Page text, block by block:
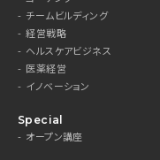
チームビルディング
経営戦略
ヘルスケアビジネス
医薬経営
イノベーション
Special
オープン講座